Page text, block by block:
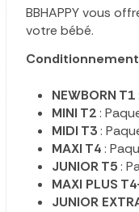
BBHAPPY vous
votre bébé.
NEWBORN T1
MINI T2:
MIDI T3:
MAXI T4:
JUNIOR T5:
MAXI PLUS
JUNIOR